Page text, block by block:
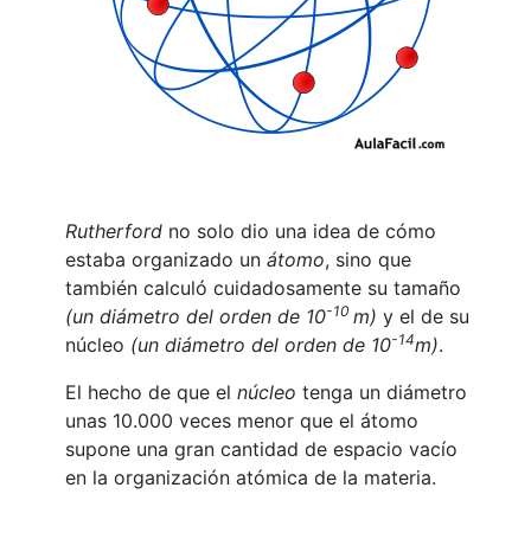
Rutherford no solo dio una idea de cómo
estaba organizado un átomo, sino que
también calculó cuidadosamente su tamaño
(un diámetro del orden de 10-10 m) y el de su
núcleo (un diámetro del orden de 10-14m).
El hecho de que el núcleo tenga un diámetro
unas 10.000 veces menor que el átomo
supone una gran cantidad de espacio vacío
en la organización atómica de la materia.